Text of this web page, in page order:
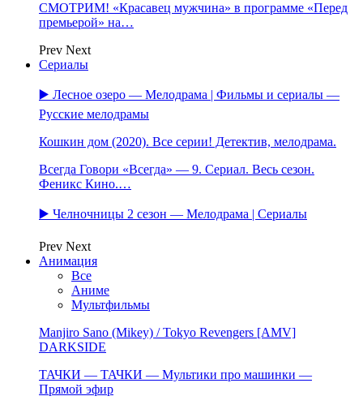
СМОТРИМ! «Красавец мужчина» в программе «Перед
премьерой» на…
Prev Next
Сериалы
▶️ Лесное озеро — Мелодрама | Фильмы и сериалы —
Русские мелодрамы
Кошкин дом (2020). Все серии! Детектив, мелодрама.
Всегда Говори «Всегда» — 9. Сериал. Весь сезон.
Феникс Кино.…
▶️ Челночницы 2 сезон — Мелодрама | Сериалы
Prev Next
Анимация
Все
Аниме
Мультфильмы
Manjiro Sano (Mikey) / Tokyo Revengers [AMV]
DARKSIDE
ТАЧКИ — ТАЧКИ — Мультики про машинки —
Прямой эфир